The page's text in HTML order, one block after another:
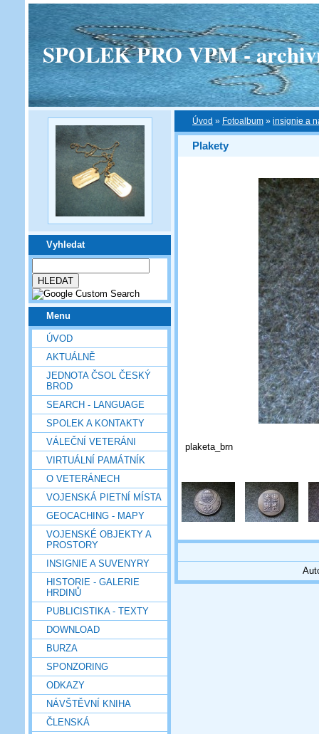
SPOLEK PRO VPM -
Vyhledat
Menu
ÚVOD
AKTUÁLNĚ
JEDNOTA ČSOL ČESKÝ
BROD
SEARCH - LANGUAGE
SPOLEK A KONTAKTY
VÁLEČNÍ VETERÁNI
VIRTUÁLNÍ PAMÁTNÍK
O VETERÁNECH
VOJENSKÁ PIETNÍ MÍSTA
GEOCACHING - MAPY
VOJENSKÉ OBJEKTY A
PROSTORY
INSIGNIE A SUVENYRY
HISTORIE - GALERIE
HRDINŮ
PUBLICISTIKA - TEXTY
DOWNLOAD
BURZA
SPONZORING
ODKAZY
NÁVŠTĚVNÍ KNIHA
ČLENSKÁ
Úvod » Fotoalbum » insignie a
Plakety
plaketa_brn